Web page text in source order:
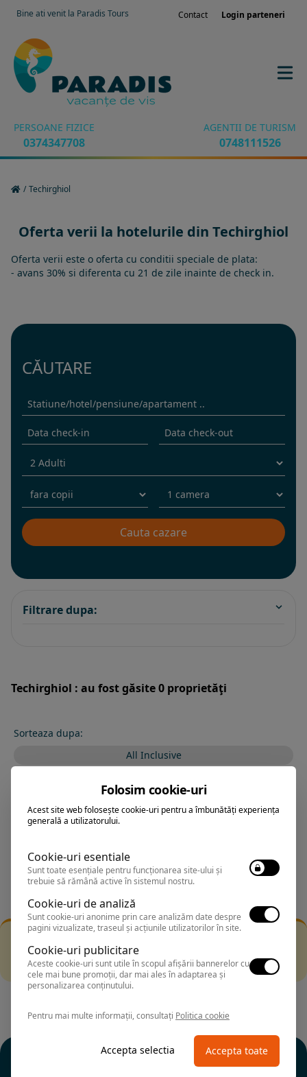
Bine ati venit la Paradis Tours Contact Login parteneri
PERSOANE FIZICE
0374347708
AGENTII DE TURISM
0748111526
/ Techirghiol
Oferta verii la hotelurile din Techirghiol
Oferta verii este o oferta cu conditii speciale de plata:
- avans 30% si diferenta cu 21 de zile inainte de check in.
CĂUTARE
Filtrare dupa:
Techirghiol : au fost găsite 0 proprietăţi
Sorteaza dupa:
All Inclusive
Exclusiv Paradis
Filtrarea nu a returnat niciun rezultat
Incearca sa folosesti o cautarea mai generala sau alege
alte fitre.
Folosim cookie-uri
Acest site web folosește cookie-uri pentru a îmbunătăți experiența
generală a utilizatorului.
Cookie-uri esentiale
Sunt toate esențiale pentru funcționarea site-ului și
trebuie să rămână active în sistemul nostru.
Cookie-uri de analiză
Sunt cookie-uri anonime prin care analizăm date despre
pagini vizualizate, traseul și acțiunile utilizatorilor în site.
Cookie-uri publicitare
Aceste cookie-uri sunt utile în scopul afișării bannerelor cu
cele mai bune promoții, dar mai ales în adaptarea și
personalizarea conținutului.
Pentru mai multe informații, consultați Politica cookie
Accepta selectia Accepta toate